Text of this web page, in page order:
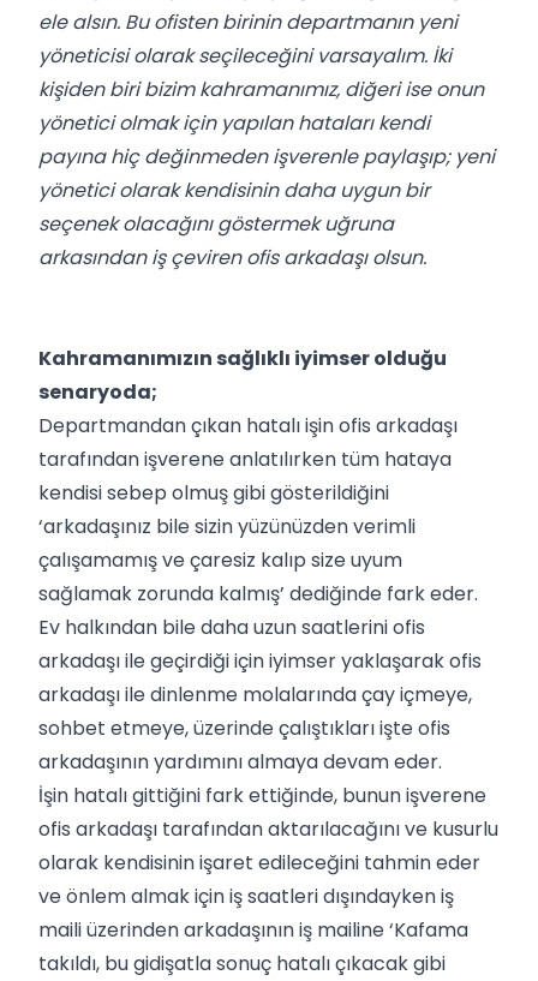
ele alsın. Bu ofisten birinin departmanın yeni
yöneticisi olarak seçileceğini varsayalım. İki
kişiden biri bizim kahramanımız, diğeri ise onun
yönetici olmak için yapılan hataları kendi
payına hiç değinmeden işverenle paylaşıp; yeni
yönetici olarak kendisinin daha uygun bir
seçenek olacağını göstermek uğruna
arkasından iş çeviren ofis arkadaşı olsun.
Kahramanımızın sağlıklı iyimser olduğu
senaryoda;
Departmandan çıkan hatalı işin ofis arkadaşı
tarafından işverene anlatılırken tüm hataya
kendisi sebep olmuş gibi gösterildiğini
‘arkadaşınız bile sizin yüzünüzden verimli
çalışamamış ve çaresiz kalıp size uyum
sağlamak zorunda kalmış’ dediğinde fark eder.
Ev halkından bile daha uzun saatlerini ofis
arkadaşı ile geçirdiği için iyimser yaklaşarak ofis
arkadaşı ile dinlenme molalarında çay içmeye,
sohbet etmeye, üzerinde çalıştıkları işte ofis
arkadaşının yardımını almaya devam eder.
İşin hatalı gittiğini fark ettiğinde, bunun işverene
ofis arkadaşı tarafından aktarılacağını ve kusurlu
olarak kendisinin işaret edileceğini tahmin eder
ve önlem almak için iş saatleri dışındayken iş
maili üzerinden arkadaşının iş mailine ‘Kafama
takıldı, bu gidişatla sonuç hatalı çıkacak gibi